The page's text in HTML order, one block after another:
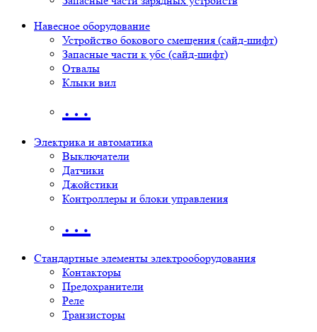
Навесное оборудование
Устройство бокового смещения (сайд-шифт)
Запасные части к убс (сайд-шифт)
Отвалы
Клыки вил
…
Электрика и автоматика
Выключатели
Датчики
Джойстики
Контроллеры и блоки управления
…
Стандартные элементы электрооборудования
Контакторы
Предохранители
Реле
Транзисторы